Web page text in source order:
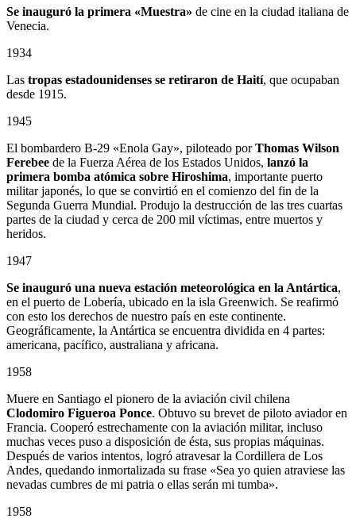
Se inauguró la primera «Muestra» de cine en la ciudad italiana de
Venecia.
1934
Las tropas estadounidenses se retiraron de Haití, que ocupaban
desde 1915.
1945
El bombardero B-29 «Enola Gay», piloteado porThomas Wilson
Ferebee de la Fuerza Aérea de los Estados Unidos, lanzó la
primera bomba atómica sobre Hiroshima, importante puerto
militar japonés, lo que se convirtió en el comienzo del fin de la
Segunda Guerra Mundial. Produjo la destrucción de las tres cuartas
partes de la ciudad y cerca de 200 mil víctimas, entre muertos y
heridos.
1947
Se inauguró una nueva estación meteorológica en la Antártica,
en el puerto de Lobería, ubicado en la isla Greenwich. Se reafirmó
con esto los derechos de nuestro país en este continente.
Geográficamente, la Antártica se encuentra dividida en 4 partes:
americana, pacífico, australiana y africana.
1958
Muere en Santiago el pionero de la aviación civil chilena
Clodomiro Figueroa Ponce. Obtuvo su brevet de piloto aviador en
Francia. Cooperó estrechamente con la aviación militar, incluso
muchas veces puso a disposición de ésta, sus propias máquinas.
Después de varios intentos, logró atravesar la Cordillera de Los
Andes, quedando inmortalizada su frase «Sea yo quien atraviese las
nevadas cumbres de mi patria o ellas serán mi tumba».
1958